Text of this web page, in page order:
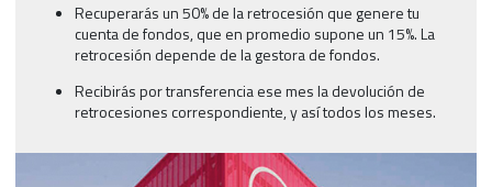
Recuperarás un 50% de la retrocesión que genere tu
cuenta de fondos, que en promedio supone un 15%. La
retrocesión depende de la gestora de fondos.
Recibirás por transferencia ese mes la devolución de
retrocesiones correspondiente, y así todos los meses.